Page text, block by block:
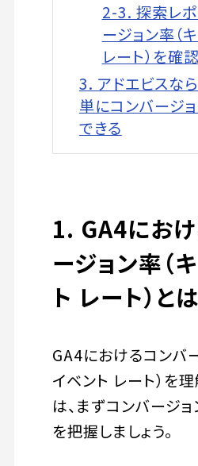
2-3. 探索レ
ージョン率（
レート）を確
3. アドエビスな
単にコンバージ
できる
1. GA4にお
ージョン率（
ト レート）とは
GA4におけるコンバ
イベント レート）を
は、まずコンバージョ
を把握しましょう。